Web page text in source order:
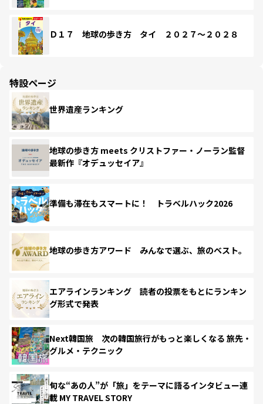
Ｄ１７ 地球の歩き方 タイ ２０２７～２０２８
特設ページ
世界遺産ランキング
地球の歩き方 meets クリストファー・ノーラン監督
最新作『オデュッセイア』
準備も滞在もスマートに！ トラベルハック2026
地球の歩き方アワード みんなで選ぶ、旅のベスト。
エアラインランキング 読者の投票をもとにランキン
グ形式で発表
Next韓国旅 次の韓国旅行がもっと楽しくなる 旅先・
グルメ・テクニック
旬な“あの人”が「旅」をテーマに語るインタビュー連
載 MY TRAVEL STORY